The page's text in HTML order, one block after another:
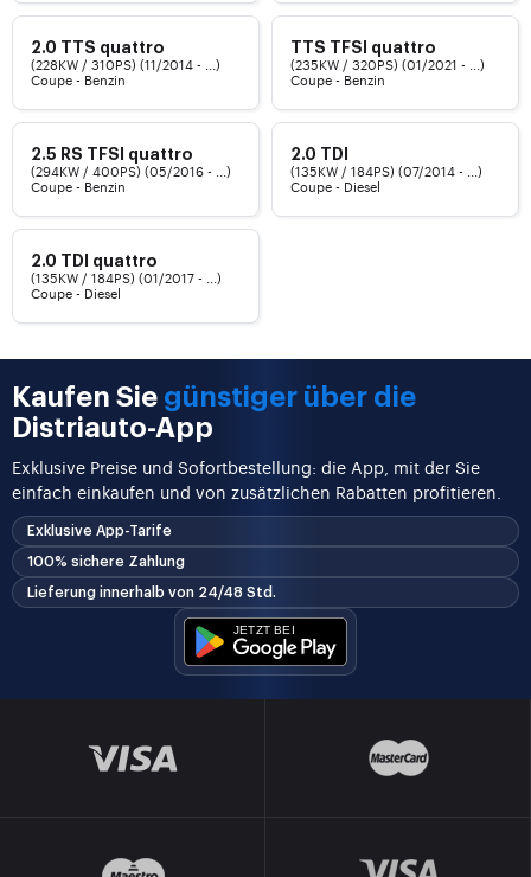
2.0 TTS quattro
(228KW / 310PS) (11/2014 - ...)
Coupe - Benzin
TTS TFSI quattro
(235KW / 320PS) (01/2021 - ...)
Coupe - Benzin
2.5 RS TFSI quattro
(294KW / 400PS) (05/2016 - ...)
Coupe - Benzin
2.0 TDI
(135KW / 184PS) (07/2014 - ...)
Coupe - Diesel
2.0 TDI quattro
(135KW / 184PS) (01/2017 - ...)
Coupe - Diesel
Kaufen Sie günstiger über die
Distriauto-App
Exklusive Preise und Sofortbestellung: die App, mit der Sie
einfach einkaufen und von zusätzlichen Rabatten profitieren.
Exklusive App-Tarife
100% sichere Zahlung
Lieferung innerhalb von 24/48 Std.